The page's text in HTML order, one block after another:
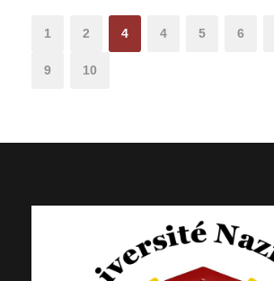
1 2 4 4 5 6
9 10